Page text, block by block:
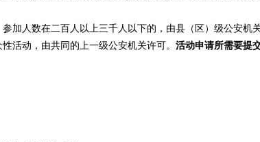
参加人数在二百人以上三千人以下的，由县（区）级公安机
活动，由共同的上一级公安机关许可。 活动申请所需要提